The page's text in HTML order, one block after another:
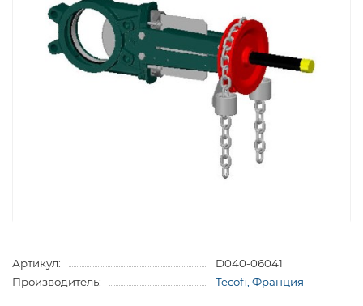
Артикул:
D040-06041
Производитель:
Tecofi, Франция